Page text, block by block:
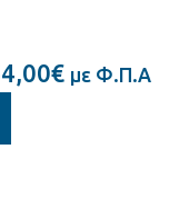
€ με Φ.Π.Α